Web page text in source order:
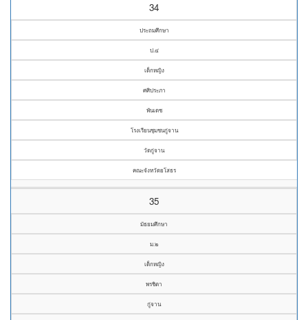
34
ประถมศึกษา
ป.๔
เด็กหญิง
ศศิประภา
พันเดช
โรงเรียนชุมชนกู่จาน
วัดกู่จาน
คณะจังหวัดยโสธร
35
มัธยมศึกษา
ม.๒
เด็กหญิง
พรชิตา
กู่จาน